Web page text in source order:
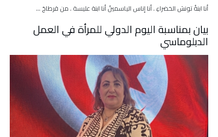
أنا ابنةُ تونسَ الخضراءِ . أنا إناس الياسمينْ أنا ابنة عليسة . من قرطاجَ …
بيان بمناسبة اليوم الدولي للمرأة في العمل
الدبلوماسي